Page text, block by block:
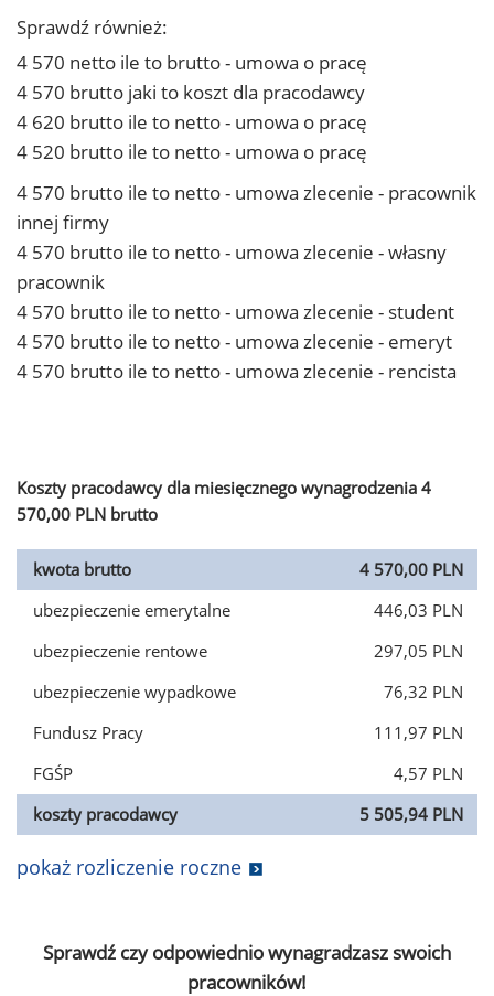
Sprawdź również:
4 570 netto ile to brutto - umowa o pracę
4 570 brutto jaki to koszt dla pracodawcy
4 620 brutto ile to netto - umowa o pracę
4 520 brutto ile to netto - umowa o pracę
4 570 brutto ile to netto - umowa zlecenie - pracownik
innej firmy
4 570 brutto ile to netto - umowa zlecenie - własny
pracownik
4 570 brutto ile to netto - umowa zlecenie - student
4 570 brutto ile to netto - umowa zlecenie - emeryt
4 570 brutto ile to netto - umowa zlecenie - rencista
Koszty pracodawcy dla miesięcznego wynagrodzenia 4
570,00 PLN brutto
kwota brutto
4 570,00 PLN
ubezpieczenie emerytalne
446,03 PLN
ubezpieczenie rentowe
297,05 PLN
ubezpieczenie wypadkowe
76,32 PLN
Fundusz Pracy
111,97 PLN
FGŚP
4,57 PLN
koszty pracodawcy
5 505,94 PLN
pokaż rozliczenie roczne
Sprawdź czy odpowiednio wynagradzasz swoich
pracowników!